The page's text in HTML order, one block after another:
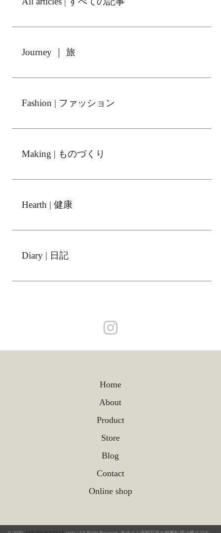
Journey ｜ 旅
Fashion | ファッション
Making | ものづくり
Hearth | 健康
Diary | 日記
Home
About
Product
Store
Blog
Contact
Online shop